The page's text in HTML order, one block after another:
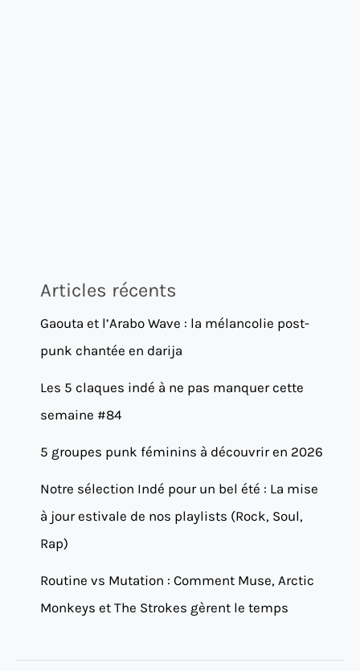
Articles récents
Gaouta et l’Arabo Wave : la mélancolie post-
punk chantée en darija
Les 5 claques indé à ne pas manquer cette
semaine #84
5 groupes punk féminins à découvrir en 2026
Notre sélection Indé pour un bel été : La mise
à jour estivale de nos playlists (Rock, Soul,
Rap)
Routine vs Mutation : Comment Muse, Arctic
Monkeys et The Strokes gèrent le temps